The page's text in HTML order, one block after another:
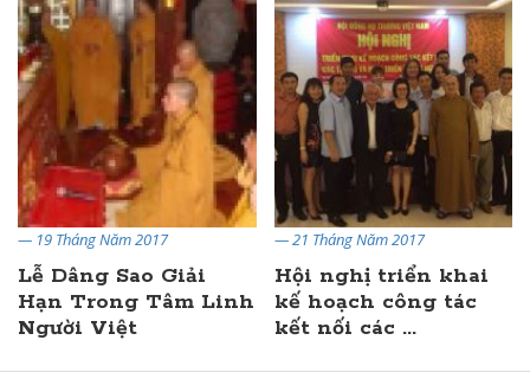
— 19 Tháng Năm 2017
Lễ Dâng Sao Giải
Hạn Trong Tâm Linh
Người Việt
— 21 Tháng Năm 2017
Hội nghị triển khai
kế hoạch công tác
kết nối các ...